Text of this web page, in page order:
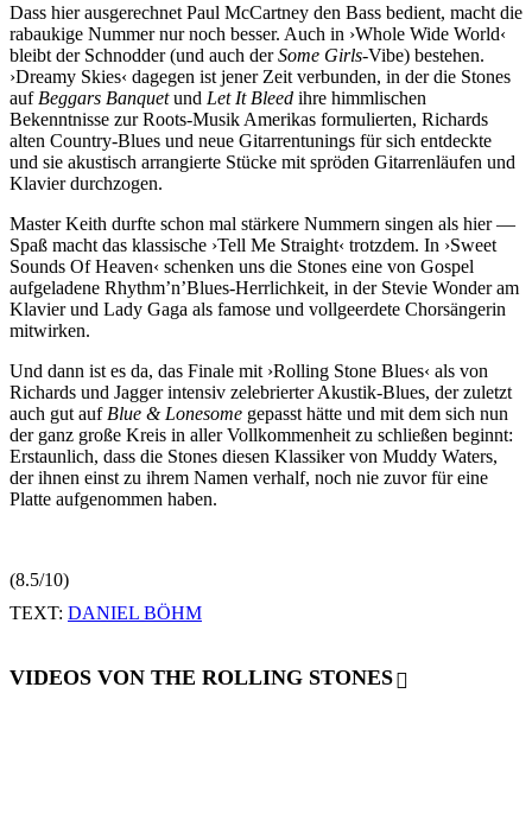
Dass hier ausgerechnet Paul McCartney den Bass bedient, macht die
rabaukige Nummer nur noch besser. Auch in ›Whole Wide World‹
bleibt der Schnodder (und auch derSome Girls-Vibe) bestehen.
›Dreamy Skies‹ dagegen ist jener Zeit verbunden, in der die Stones
auf Beggars Banquetund Let It Bleed ihre himmlischen
Bekenntnisse zur Roots-Musik Amerikas formulierten, Richards
alten Country-Blues und neue Gitarrentunings für sich entdeckte
und sie akustisch arrangierte Stücke mit spröden Gitarrenläufen und
Klavier durchzogen.
Master Keith durfte schon mal stärkere Nummern singen als hier —
Spaß macht das klassische ›Tell Me Straight‹ trotzdem. In ›Sweet
Sounds Of Heaven‹ schenken uns die Stones eine von Gospel
aufgeladene Rhythm’n’Blues-Herrlichkeit, in der Stevie Wonder am
Klavier und Lady Gaga als famose und vollgeerdete Chorsängerin
mitwirken.
Und dann ist es da, das Finale mit ›Rolling Stone Blues‹ als von
Richards und Jagger intensiv zelebrierter Akustik-Blues, der zuletzt
auch gut auf Blue & Lonesome gepasst hätte und mit dem sich nun
der ganz große Kreis in aller Vollkommenheit zu schließen beginnt:
Erstaunlich, dass die Stones diesen Klassiker von Muddy Waters,
der ihnen einst zu ihrem Namen verhalf, noch nie zuvor für eine
Platte aufgenommen haben.
(8.5/10)
TEXT: DANIEL BÖHM
VIDEOS VON THE ROLLING STONES